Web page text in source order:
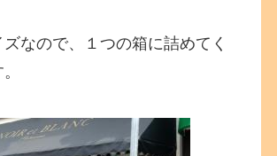
なので、１つの箱に詰めてく